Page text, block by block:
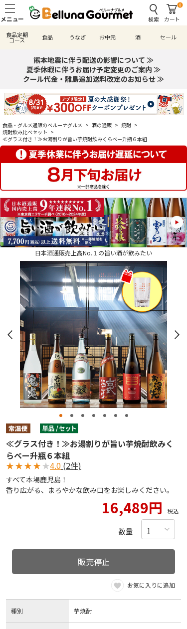
検索
0
カート
食品定期
コース 食品 うなぎ お中元 酒 セール
熊本地震に伴う配送の影響について ≫
夏季休暇に伴うお届け予定変更のご案内 ≫
クール代金・離島追加送料改定のお知らせ ≫
食品・グルメ通販のベルーナグルメ > 酒の通販 > 焼酎 >
焼酎飲み比べセット >
≪グラス付き！≫お湯割りが旨い芋焼酎飲みくらベー升瓶６本組
日本酒通販売上高No.１の旨い酒が飲みたい
≪グラス付き！≫お湯割りが旨い芋焼酎飲みく
らベー升瓶６本組
★★★★★4.0 (2件)
すべて本場鹿児島！
香り広がる、まろやかな飲み口をお楽しみください。
16,489円 税込
数量
販売停止
お気に入りに追加
種別 芋焼酎